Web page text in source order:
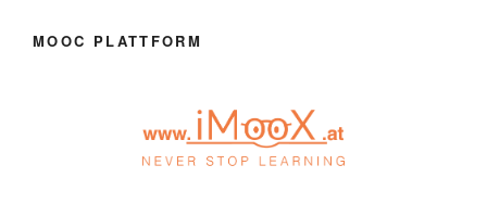
MOOC PLATTFORM